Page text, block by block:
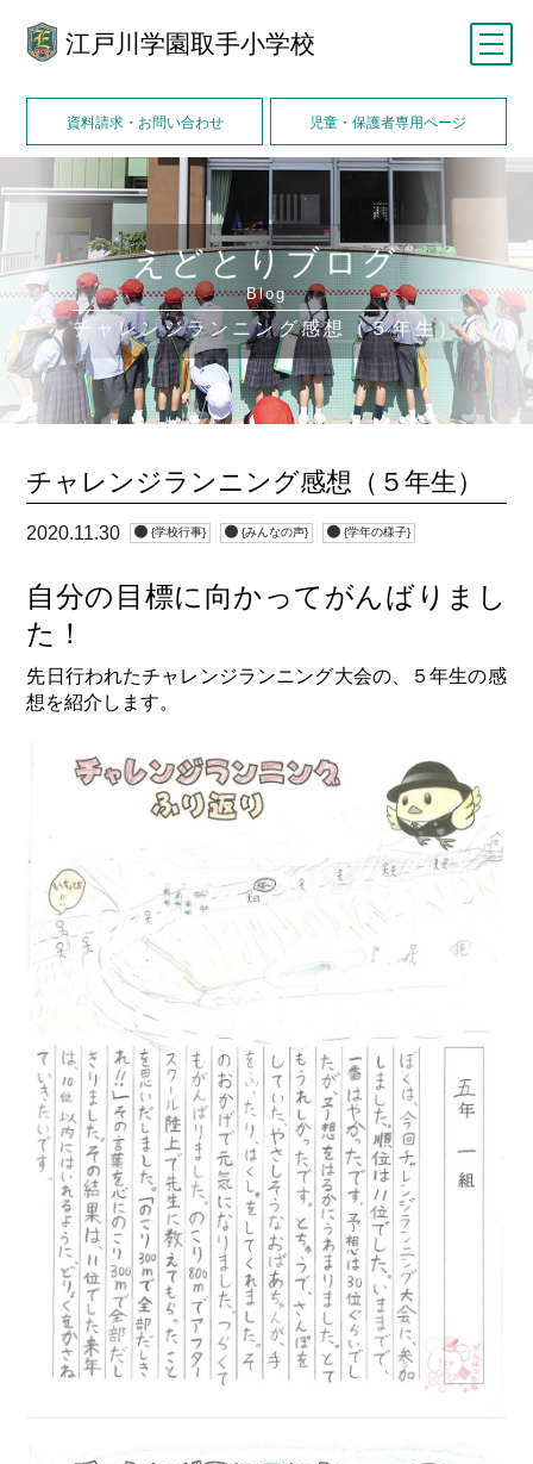
江戸川学園取手小学校
資料請求・お問い合わせ 児童・保護者専用ページ
えどとりブログ
Blog
チャレンジランニング感想（５年生）
メニュー
チャレンジランニング感想（５年生）
2020.11.30 {学校行事} {みんなの声} {学年の様子}
自分の目標に向かってがんばりまし
た！
先日行われたチャレンジランニング大会の、５年生の感
想を紹介します。